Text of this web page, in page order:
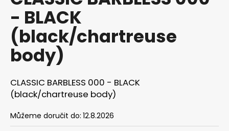
z
5
hvězdiček.
- BLACK
(black/chartreuse
body)
CLASSIC BARBLESS 000 - BLACK
(black/chartreuse body)
Můžeme doručit do: 12.8.2026
a
j
í
t
?
HLEDAT